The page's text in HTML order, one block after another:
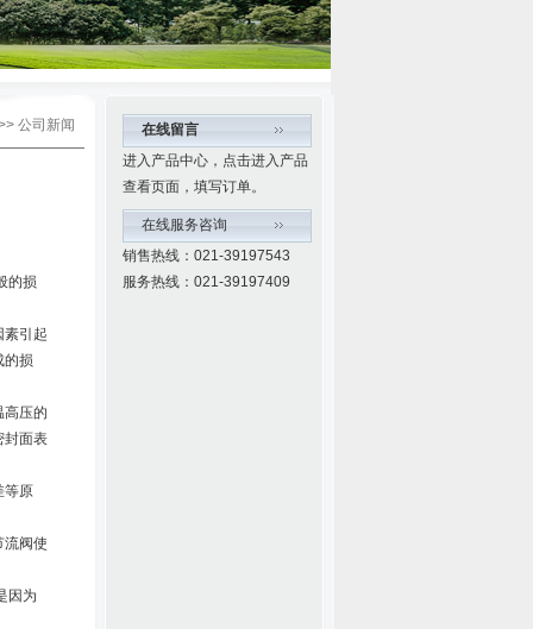
公司新闻
的损
引起
的损
压的
封面表
原
阀使
因为
在线留言
进入产品中心，点击进入产品
查看页面，填写订单。
在线服务咨询
销售热线：021-39197543
服务热线：021-39197409